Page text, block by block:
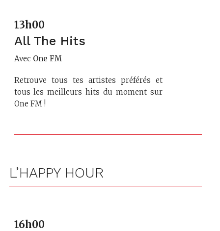
13h00
All The Hits
Avec One FM
Retrouve tous tes artistes préférés et
tous les meilleurs hits du moment sur
One FM !
L’HAPPY HOUR
16h00